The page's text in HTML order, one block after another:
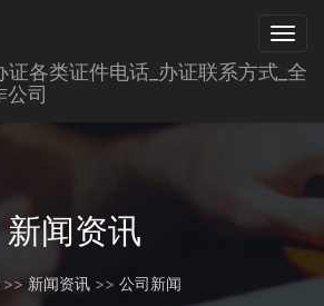
新闻资讯
>> 新闻资讯 >> 公司新闻